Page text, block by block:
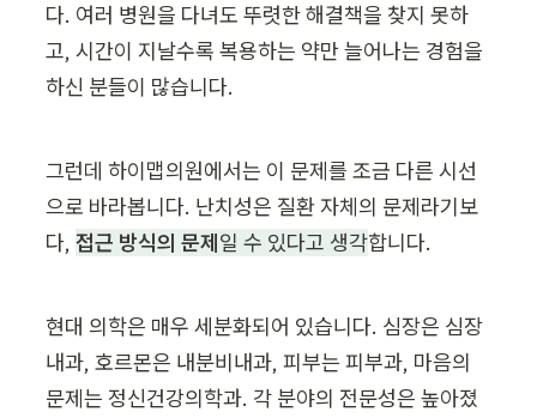
다. 여러 병원을 다녀도 뚜렷한 해결책을 찾지 못하
고, 시간이 지날수록 복용하는 약만 늘어나는 경험을
하신 분들이 많습니다.
그런데 하이맵의원에서는 이 문제를 조금 다른 시선
으로 바라봅니다. 난치성은 질환 자체의 문제라기보
다, 접근 방식의 문제일 수 있다고 생각합니다.
현대 의학은 매우 세분화되어 있습니다. 심장은 심장
내과, 호르몬은 내분비내과, 피부는 피부과, 마음의
문제는 정신건강의학과. 각 분야의 전문성은 높아졌